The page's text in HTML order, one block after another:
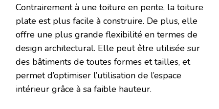
Contrairement à une toiture en pente, la toiture
plate est plus facile à construire. De plus, elle
offre une plus grande flexibilité en termes de
design architectural. Elle peut être utilisée sur
des bâtiments de toutes formes et tailles, et
permet d’optimiser l’utilisation de l’espace
intérieur grâce à sa faible hauteur.